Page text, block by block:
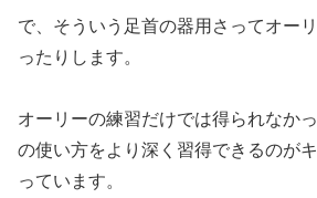
で、そういう足首の器用さってオー
ったりします。
オーリーの練習だけでは得られなか
の使い方をより深く習得できるのが
っています。